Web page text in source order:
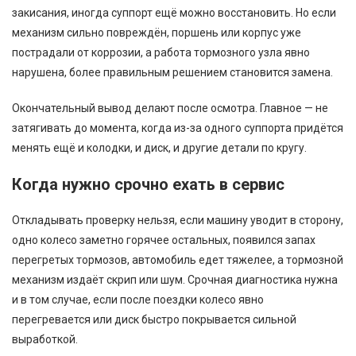
закисания, иногда суппорт ещё можно восстановить. Но если
механизм сильно повреждён, поршень или корпус уже
пострадали от коррозии, а работа тормозного узла явно
нарушена, более правильным решением становится замена.
Окончательный вывод делают после осмотра. Главное — не
затягивать до момента, когда из-за одного суппорта придётся
менять ещё и колодки, и диск, и другие детали по кругу.
Когда нужно срочно ехать в сервис
Откладывать проверку нельзя, если машину уводит в сторону,
одно колесо заметно горячее остальных, появился запах
перегретых тормозов, автомобиль едет тяжелее, а тормозной
механизм издаёт скрип или шум. Срочная диагностика нужна
и в том случае, если после поездки колесо явно
перегревается или диск быстро покрывается сильной
выработкой.